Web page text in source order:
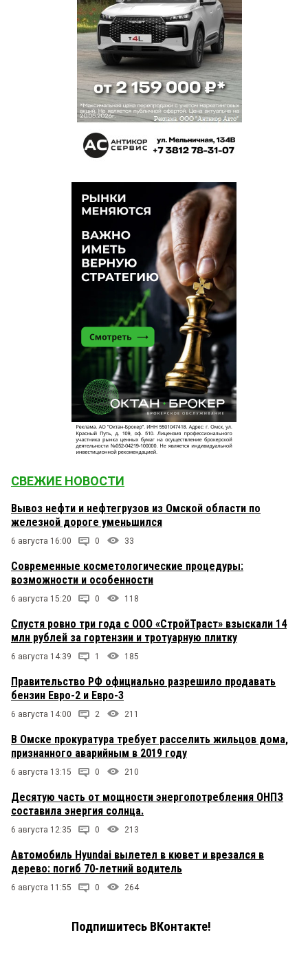
СВЕЖИЕ НОВОСТИ
Вывоз нефти и нефтегрузов из Омской области по
железной дороге уменьшился
6 августа 16:00 0 33
Современные косметологические процедуры:
возможности и особенности
6 августа 15:20 0 118
Спустя ровно три года с ООО «СтройТраст» взыскали 14
млн рублей за гортензии и тротуарную плитку
6 августа 14:39 1 185
Правительство РФ официально разрешило продавать
бензин Евро-2 и Евро-3
6 августа 14:00 2 211
В Омске прокуратура требует расселить жильцов дома,
признанного аварийным в 2019 году
6 августа 13:15 0 210
Десятую часть от мощности энергопотребления ОНПЗ
составила энергия солнца.
6 августа 12:35 0 213
Автомобиль Hyundai вылетел в кювет и врезался в
дерево: погиб 70-летний водитель
6 августа 11:55 0 264
Подпишитесь ВКонтакте!